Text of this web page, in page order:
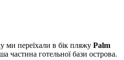
ми переїхали в бік пляжу Palm
частина готельної бази острова.